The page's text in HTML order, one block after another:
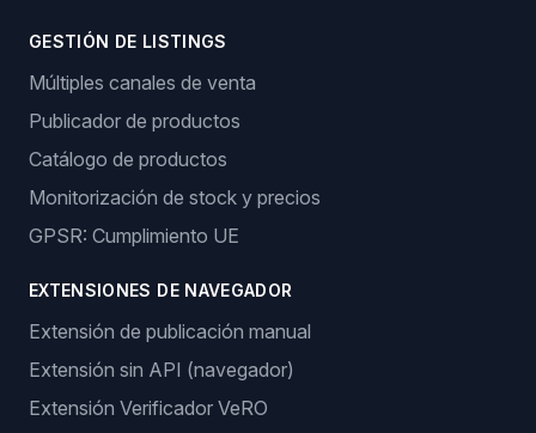
GESTIÓN DE LISTINGS
Múltiples canales de venta
Publicador de productos
Catálogo de productos
Monitorización de stock y precios
GPSR: Cumplimiento UE
EXTENSIONES DE NAVEGADOR
Extensión de publicación manual
Extensión sin API (navegador)
Extensión Verificador VeRO